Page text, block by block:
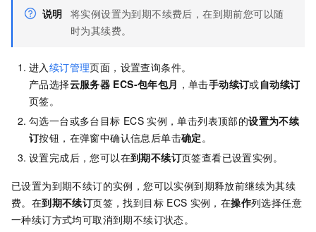
说明 将实例设置为到期不续费后，在到期前您可以随
时为其续费。
进入续订管理页面，设置查询条件。
产品选择云服务器 ECS-包年包月 ，单击手动续订或自动续订
页签。
勾选一台或多台目标 ECS 实例，单击列表顶部的设置为不续
订按钮，在弹窗中确认信息后单击确定。
设置完成后，您可以在到期不续订页签查看已设置实例。
已设置为到期不续订的实例，您可以实例到期释放前继续为其续
费。在到期不续订页签，找到目标 ECS 实例，在操作列选择任意
一种续订方式均可取消到期不续订状态。